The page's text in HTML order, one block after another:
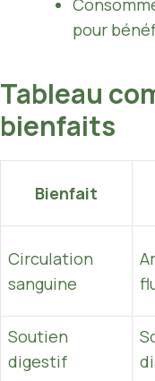
pour
Tableau
bienfaits
Bienfait
Circulation
sanguine
Soutien
digestif